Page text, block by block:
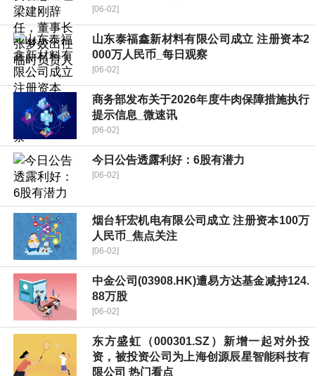
[06-02]
山东泰福鑫新材料有限公司成立 注册资本2
000万人民币_每日观察
[06-02]
商务部发布关于2026年度牛肉保障措施执行
提示信息_微速讯
[06-02]
今日公告透露利好：6股有潜力
[06-02]
烟台轩宏机电有限公司成立 注册资本100万
人民币_焦点关注
[06-02]
中金公司(03908.HK)遭易方达基金减持124.
88万股
[06-02]
东方盛虹（000301.SZ）新增一起对外投
资，被投资公司为上海创源辰星智能科技有
限公司 热门看点